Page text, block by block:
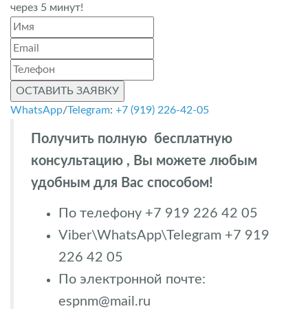
через 5 минут!
ОСТАВИТЬ ЗАЯВКУ
WhatsApp/Telegram: +7 (919) 226-42-05
Получить полную бесплатную
консультацию , Вы можете любым
удобным для Вас способом!
По телефону +7 919 226 42 05
Viber\WhatsApp\Telegram +7 919
226 42 05
По электронной почте:
espnm@mail.ru